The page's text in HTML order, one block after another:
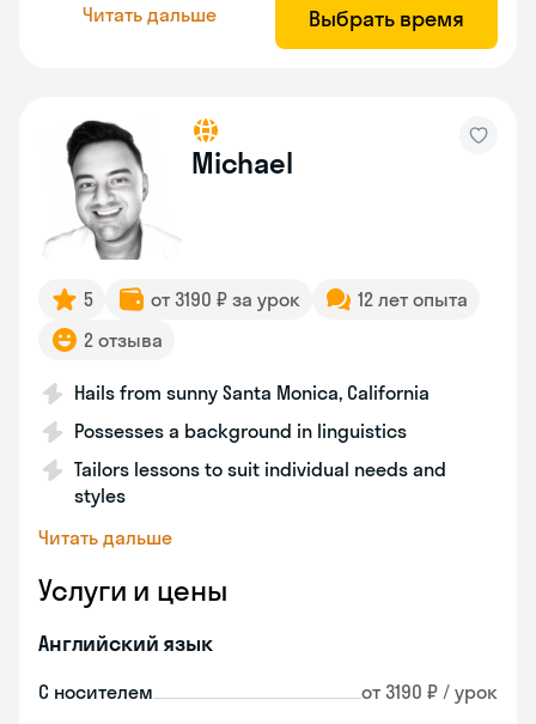
Читать дальше Выбрать время
Michael
5 от 3190 ₽ за урок
12 лет опыта
2 отзыва
Hails from sunny Santa Monica, California
Possesses a background in linguistics
Tailors lessons to suit individual needs and
styles
Читать дальше
Услуги и цены
Английский язык
С носителем от 3190 ₽ / урок